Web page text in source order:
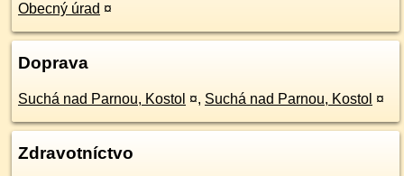
Obecný úrad ¤
Doprava
Suchá nad Parnou, Kostol ¤, Suchá nad Parnou, Kostol ¤
Zdravotníctvo